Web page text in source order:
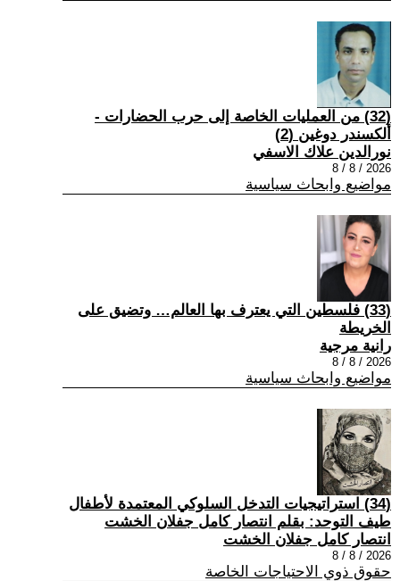
(32) من العمليات الخاصة إلى حرب الحضارات -
ألكسندر دوغين (2)
نورالدين علاك الاسفي
2026 / 8 / 8
مواضيع وابحاث سياسية
(33) فلسطين التي يعترف بها العالم… وتضيق على
الخريطة
رانية مرجية
2026 / 8 / 8
مواضيع وابحاث سياسية
(34) استراتيجيات التدخل السلوكي المعتمدة لأطفال
طيف التوحد: بقلم انتصار كامل جفلان الخشت
انتصار كامل جفلان الخشت
2026 / 8 / 8
حقوق ذوي الاحتياجات الخاصة